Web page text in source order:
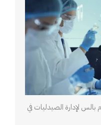
لإدارة الصيدليات في